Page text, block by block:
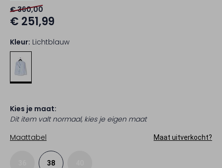
€ 360,00
€ 251,99
Kleur: Lichtblauw
Kies je maat:
Dit item valt normaal, kies je eigen maat
Maattabel
Maat uitverkocht?
38